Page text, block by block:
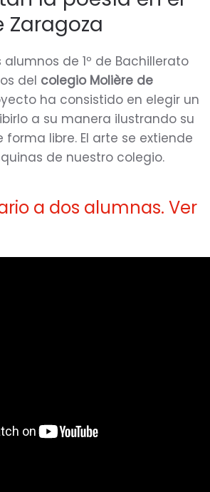
del
Molière
Zaragoza
alumnos de 1º de Bachillerato
del colegio Molière de
ha consistido en elegir un
a su manera ilustrando su
libre. El arte se extiende
de nuestro colegio.
a dos alumnas. Ver